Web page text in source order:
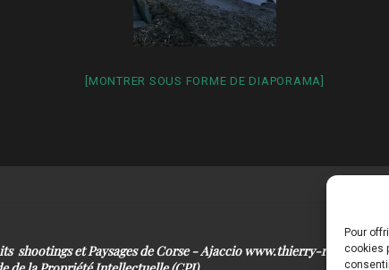
Pour
cookies
[MONTRER SOUS FORME DE DIAPORAMA]
shootings et Paysages de Corse - Ajaccio www.thierry-